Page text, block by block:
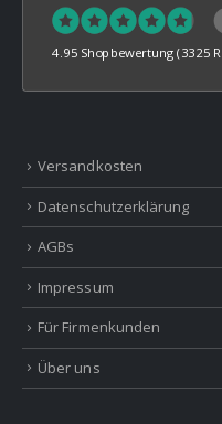
4.95 Shopbewertung (3325
Versandkosten
Datenschutzerklärung
AGBs
Impressum
Für Firmenkunden
Über uns